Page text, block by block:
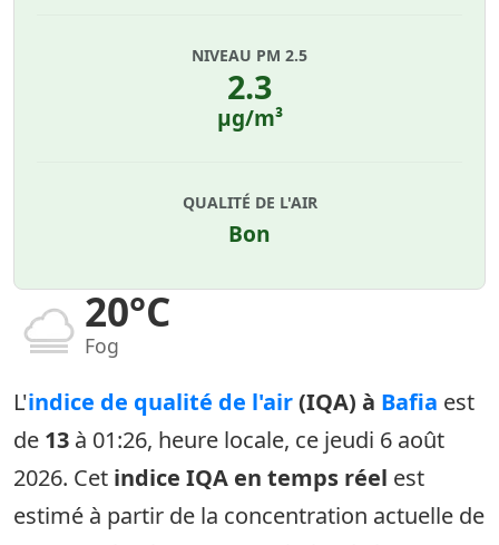
20°C
Fog
NIVEAU PM 2.5
2.3
µg/m³
QUALITÉ DE L'AIR
Bon
L'indice de qualité de l'air(IQA) à Bafia est
de 13 à 01:26, heure locale, ce jeudi 6 août
2026. Cet indice IQA en temps réel est
estimé à partir de la concentration actuelle de